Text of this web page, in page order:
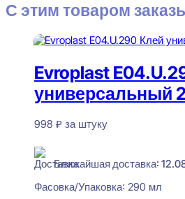
С этим товаром
Evroplast
универсальный
998 ₽ за штуку
Ближайшая доставка:
Фасовка/Упаковка: 290 мл